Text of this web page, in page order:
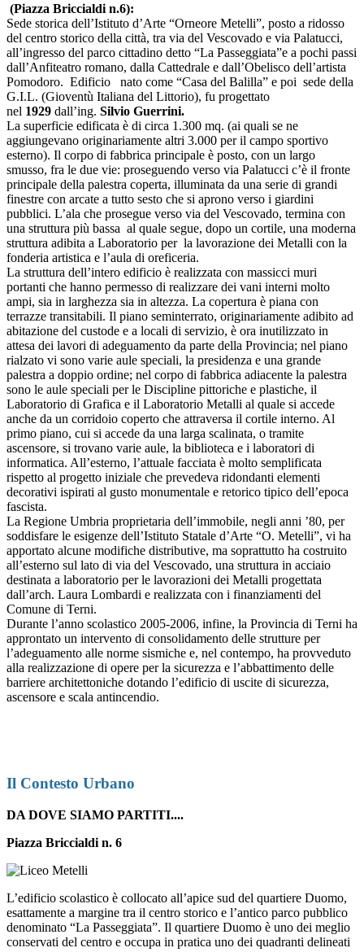
(Piazza Briccialdi n.6):
Sede storica dell’Istituto d’Arte “Orneore Metelli”, posto a ridosso
del centro storico della città, tra via del Vescovado e via Palatucci,
all’ingresso del parco cittadino detto “La Passeggiata”e a pochi passi
dall’Anfiteatro romano, dalla Cattedrale e dall’Obelisco dell’artista
Pomodoro. Edificio nato come “Casa del Balilla” e poi sede della
G.I.L. (Gioventù Italiana del Littorio), fu progettato
nel 1929 dall’ing. Silvio Guerrini.
La superficie edificata è di circa 1.300 mq. (ai quali se ne
aggiungevano originariamente altri 3.000 per il campo sportivo
esterno). Il corpo di fabbrica principale è posto, con un largo
smusso, fra le due vie: proseguendo verso via Palatucci c’è il fronte
principale della palestra coperta, illuminata da una serie di grandi
finestre con arcate a tutto sesto che si aprono verso i giardini
pubblici. L’ala che prosegue verso via del Vescovado, termina con
una struttura più bassa al quale segue, dopo un cortile, una moderna
struttura adibita a Laboratorio per la lavorazione dei Metalli con la
fonderia artistica e l’aula di oreficeria.
La struttura dell’intero edificio è realizzata con massicci muri
portanti che hanno permesso di realizzare dei vani interni molto
ampi, sia in larghezza sia in altezza. La copertura è piana con
terrazze transitabili. Il piano seminterrato, originariamente adibito ad
abitazione del custode e a locali di servizio, è ora inutilizzato in
attesa dei lavori di adeguamento da parte della Provincia; nel piano
rialzato vi sono varie aule speciali, la presidenza e una grande
palestra a doppio ordine; nel corpo di fabbrica adiacente la palestra
sono le aule speciali per le Discipline pittoriche e plastiche, il
Laboratorio di Grafica e il Laboratorio Metalli al quale si accede
anche da un corridoio coperto che attraversa il cortile interno. Al
primo piano, cui si accede da una larga scalinata, o tramite
ascensore, si trovano varie aule, la biblioteca e i laboratori di
informatica. All’esterno, l’attuale facciata è molto semplificata
rispetto al progetto iniziale che prevedeva ridondanti elementi
decorativi ispirati al gusto monumentale e retorico tipico dell’epoca
fascista.
La Regione Umbria proprietaria dell’immobile, negli anni ’80, per
soddisfare le esigenze dell’Istituto Statale d’Arte “O. Metelli”, vi ha
apportato alcune modifiche distributive, ma soprattutto ha costruito
all’esterno sul lato di via del Vescovado, una struttura in acciaio
destinata a laboratorio per le lavorazioni dei Metalli progettata
dall’arch. Laura Lombardi e realizzata con i finanziamenti del
Comune di Terni.
Durante l’anno scolastico 2005-2006, infine, la Provincia di Terni ha
approntato un intervento di consolidamento delle strutture per
l’adeguamento alle norme sismiche e, nel contempo, ha provveduto
alla realizzazione di opere per la sicurezza e l’abbattimento delle
barriere architettoniche dotando l’edificio di uscite di sicurezza,
ascensore e scala antincendio.
Il Contesto Urbano
DA DOVE SIAMO PARTITI....
Piazza Briccialdi n. 6
L’edificio scolastico è collocato all’apice sud del quartiere Duomo,
esattamente a margine tra il centro storico e l’antico parco pubblico
denominato “La Passeggiata”. Il quartiere Duomo è uno dei meglio
conservati del centro e occupa in pratica uno dei quadranti delineati